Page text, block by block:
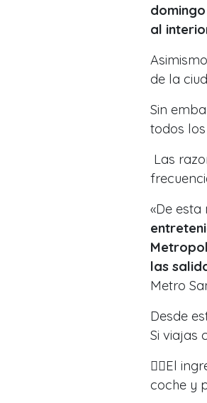
al
de la
Sin
todos
Las
«De esta
las
Metro
Desde
Si viajas
🚴‍♂️El
coche y